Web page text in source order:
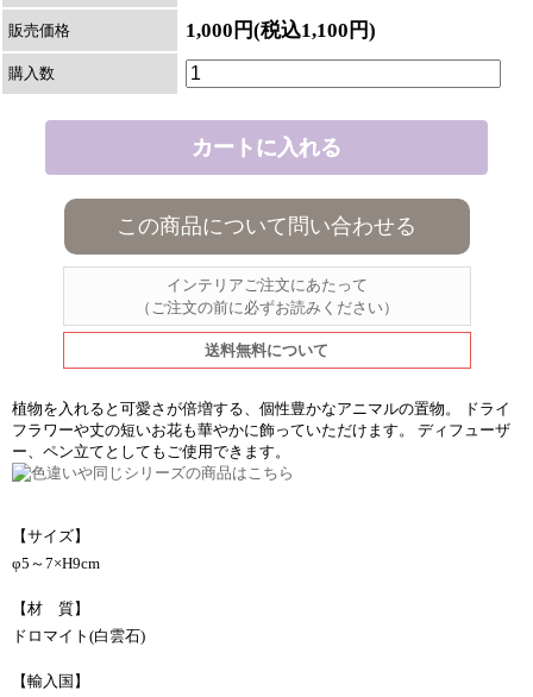
販売価格 1,000円(税込1,100円)
購入数
この商品について問い合わせる
インテリアご注文にあたって
（ご注文の前に必ずお読みください）
送料無料について
植物を入れると可愛さが倍増する、個性豊かなアニマルの置物。 ドライ
フラワーや丈の短いお花も華やかに飾っていただけます。 ディフューザ
ー、ペン立てとしてもご使用できます。
【サイズ】
φ5～7×H9cm
【材 質】
ドロマイト(白雲石)
【輸入国】